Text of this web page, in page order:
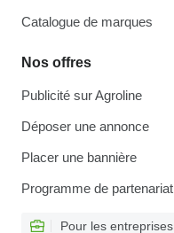
Catalogue de marques
Nos offres
Publicité sur Agroline
Déposer une annonce
Placer une bannière
Programme de partenariat
Pour les entreprises